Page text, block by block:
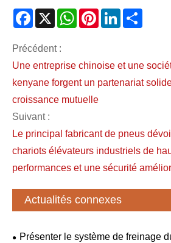
Facebook
X WhatsAppPinterestLinkedIn
Précédent :
Une entreprise chinoise et une
kenyane forgent un partenariat
croissance mutuelle
Suivant :
Le principal fabricant de pneus
chariots élévateurs industriels de
performances et une sécurité
Actualités connexes
Présenter le système de freinage